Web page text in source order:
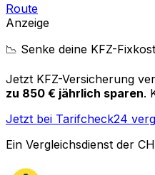
Route
Anzeige
📉 Senke deine KFZ-
Jetzt KFZ-Versicherung
zu 850 € jährlich sparen.
Jetzt bei Tarifcheck24
Ein Vergleichsdienst der